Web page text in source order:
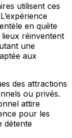
utilisent ces
en quête
lieux réinventent
une
aux
des attractions
ou privés.
attire
pour les
détente